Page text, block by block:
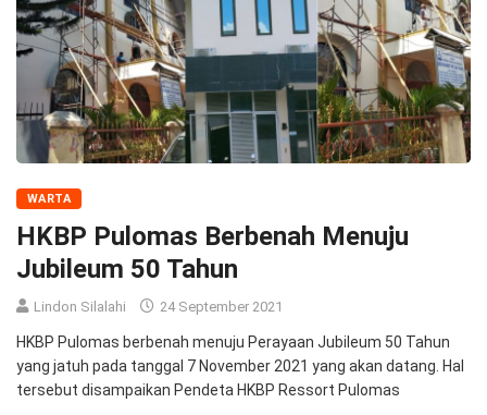
WARTA
HKBP Pulomas Berbenah Menuju
Jubileum 50 Tahun
Lindon Silalahi 24 September 2021
HKBP Pulomas berbenah menuju Perayaan Jubileum 50 Tahun
yang jatuh pada tanggal 7 November 2021 yang akan datang. Hal
tersebut disampaikan Pendeta HKBP Ressort Pulomas